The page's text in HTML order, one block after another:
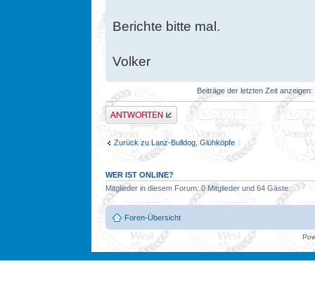
Berichte bitte mal.
Volker
Beiträge der letzten Zeit anzeigen:
Antwort erstellen
Zurück zu Lanz-Bulldog, Glühköpfe
WER IST ONLINE?
Mitglieder in diesem Forum: 0 Mitglieder und 64 Gäste
Foren-Übersicht